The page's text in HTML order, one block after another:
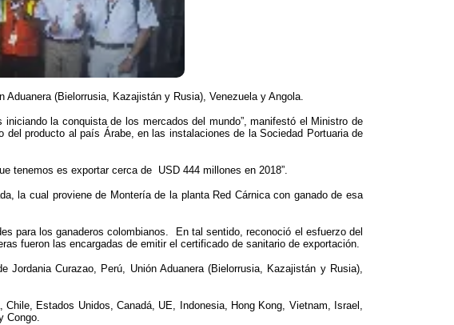
(Bielorrusia, Kazajistán y Rusia), Venezuela y Angola.
la conquista de los mercados del mundo”, manifestó el Ministro de
producto al país Árabe, en las instalaciones de la Sociedad Portuaria de
tenemos es exportar cerca de USD 444 millones en 2018”.
la cual proviene de Montería de la planta Red Cárnica con ganado de esa
para los ganaderos colombianos. En tal sentido, reconoció el esfuerzo del
fueron las encargadas de emitir el certificado de sanitario de exportación.
Curazao, Perú, Unión Aduanera (Bielorrusia, Kazajistán y Rusia),
Estados Unidos, Canadá, UE, Indonesia, Hong Kong, Vietnam, Israel,
Congo.